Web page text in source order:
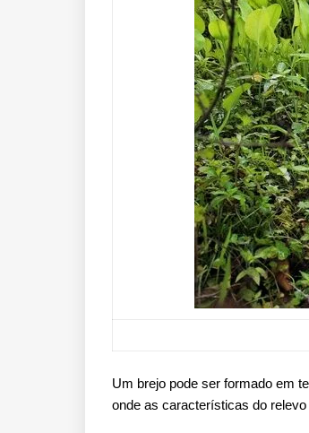
Um brejo pode ser formado em
onde as características do